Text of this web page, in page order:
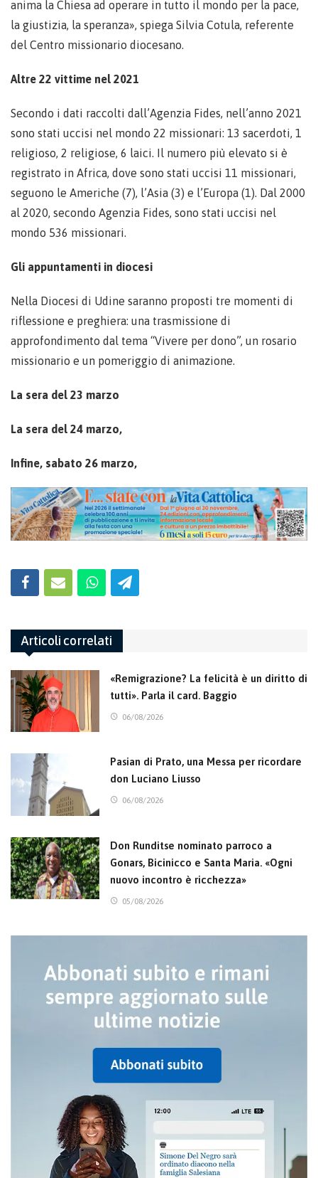
anima la Chiesa ad operare in tutto il mondo per la pace,
la giustizia, la speranza», spiega Silvia Cotula, referente
del Centro missionario diocesano.
Altre 22 vittime nel 2021
Secondo i dati raccolti dall’Agenzia Fides, nell’anno 2021
sono stati uccisi nel mondo 22 missionari: 13 sacerdoti, 1
religioso, 2 religiose, 6 laici. Il numero più elevato si è
registrato in Africa, dove sono stati uccisi 11 missionari,
seguono le Americhe (7), l’Asia (3) e l’Europa (1). Dal 2000
al 2020, secondo Agenzia Fides, sono stati uccisi nel
mondo 536 missionari.
Gli appuntamenti in diocesi
Nella Diocesi di Udine saranno proposti tre momenti di
riflessione e preghiera: una trasmissione di
approfondimento dal tema “Vivere per dono”, un rosario
missionario e un pomeriggio di animazione.
La sera del 23 marzo
La sera del 24 marzo,
Infine, sabato 26 marzo,
Articoli correlati
«Remigrazione? La felicità è un diritto di
tutti». Parla il card. Baggio
06/08/2026
Pasian di Prato, una Messa per ricordare
don Luciano Liusso
06/08/2026
Don Runditse nominato parroco a
Gonars, Bicinicco e Santa Maria. «Ogni
nuovo incontro è ricchezza»
05/08/2026